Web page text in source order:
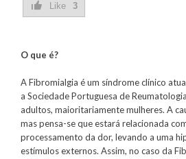
O que é?
A Fibromialgia é um síndrome clínico
a Sociedade Portuguesa de
adultos, maioritariamente mulheres. A
mas pensa-se que estará relacionada
processamento da dor, levando a uma
estímulos externos. Assim, no caso da
Like 3